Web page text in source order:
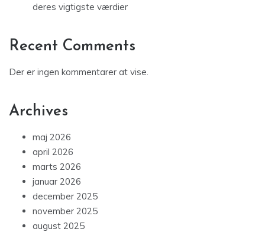
deres vigtigste værdier
Recent Comments
Der er ingen kommentarer at vise.
Archives
maj 2026
april 2026
marts 2026
januar 2026
december 2025
november 2025
august 2025